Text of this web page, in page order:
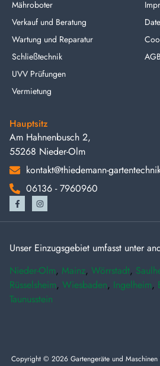
Mähroboter
Verkauf und Beratung
Wartung und Reparatur
Schließtechnik
UVV Prüfungen
Vermietung
Hauptsitz
Am Hahnenbusch 2,
55268 Nieder-Olm
kontakt@thiedemann-
06136 - 7960960
Unser Einzugsgebiet umfasst unter
Nieder-Olm, Mainz, Wörrstadt,
Rüsselsheim, Wiesbaden, Ingelheim,
Taunusstein
Copyright © 2026 Gartengeräte und Maschinen